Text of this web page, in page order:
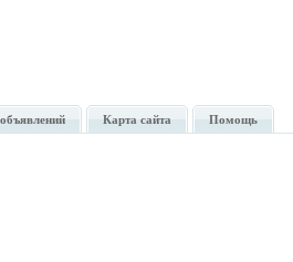
Карта сайта Помощь